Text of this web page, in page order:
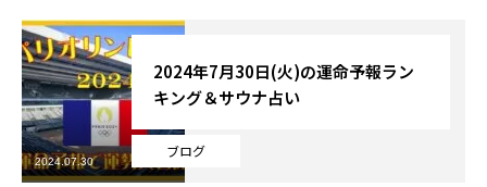
記事カテゴリー
ブログ
お知らせ
芸能界
ブログ
2024年7月30日(火)の運命予報ラン
キング＆サウナ占い
2024.07.30